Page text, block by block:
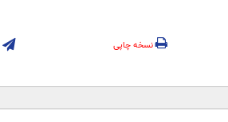
نسخه چاپی